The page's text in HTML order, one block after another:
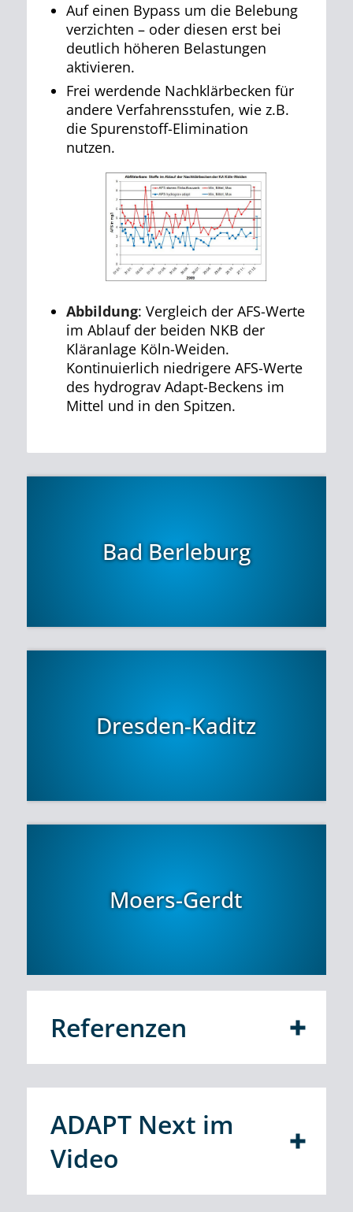
Auf einen Bypass um die Belebung
verzichten – oder diesen erst bei
deutlich höheren Belastungen
aktivieren.
Frei werdende Nachklärbecken für
andere Verfahrensstufen, wie z.B.
die Spurenstoff-Elimination
nutzen.
Abbildung: Vergleich der AFS-Werte
im Ablauf der beiden NKB der
Kläranlage Köln-Weiden.
Kontinuierlich niedrigere AFS-Werte
des hydrograv Adapt-Beckens im
Mittel und in den Spitzen.
Bad Berleburg
Dresden-Kaditz
Moers-Gerdt
Referenzen
ADAPT Next im
Video